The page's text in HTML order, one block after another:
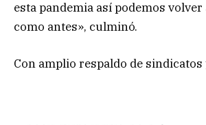
esta pandemia así podemos
como antes», culminó.
Con amplio respaldo de sindicatos